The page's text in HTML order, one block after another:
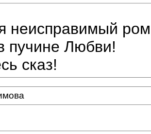
неисправимый
пучине Любви!
сказ!